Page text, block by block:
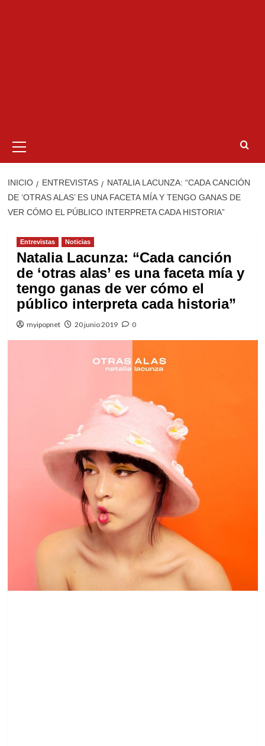
primario
INICIO ENTREVISTAS
NATALIA LACUNZA: “CADA CANCIÓN
DE ‘OTRAS ALAS’ ES UNA FACETA MÍA Y TENGO GANAS DE
VER CÓMO EL PÚBLICO INTERPRETA CADA HISTORIA”
Entrevistas Noticias
Natalia Lacunza: “Cada canción
de ‘otras alas’ es una faceta mía y
tengo ganas de ver cómo el
público interpreta cada historia”
myipopnet 20 junio 2019 0